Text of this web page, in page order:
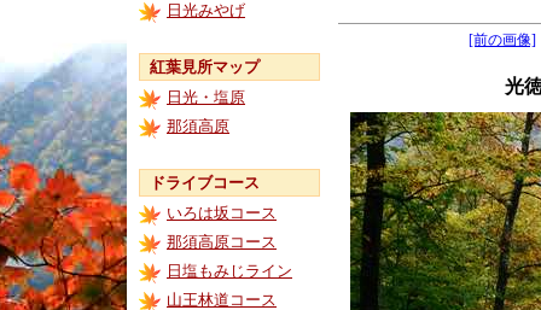
日光みやげ
紅葉見所マップ
日光・塩原
那須高原
ドライブコース
いろは坂コース
那須高原コース
日塩もみじライン
山王林道コース
[前の画像]
光